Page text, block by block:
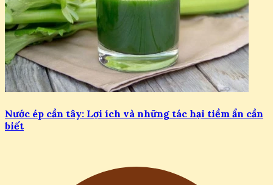
Nước ép cần tây: Lợi ích và những tác hại tiềm ẩn cần
biết